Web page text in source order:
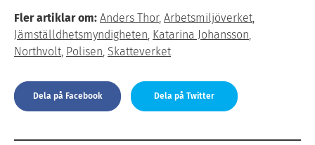
Fler artiklar om: Anders Thor, Arbetsmiljöverket,
Jämställdhetsmyndigheten, Katarina Johansson,
Northvolt, Polisen, Skatteverket
Dela på Facebook Dela på Twitter